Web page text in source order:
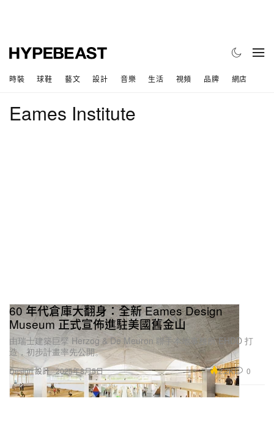
時裝 球鞋 藝文 設計 音樂 生活 視頻 品牌 網店
Eames Institute
Design 設計
60 年代倉庫大翻身：全新 Eames Design
Museum 正式宣佈進駐美國舊金山
由瑞士建築巨擘 Herzog & De Meuron 聯手本地事務所 EHDD 打
造，初步計畫率先公開。
2025年8月5日 2.2K 0